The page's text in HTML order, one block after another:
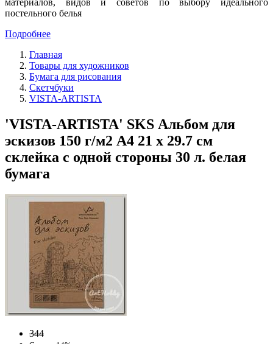
постельного белья
Подробнее
Главная
Товары для художников
Бумага для рисования
Скетчбуки
VISTA-ARTISTA
'VISTA-ARTISTA' SKS Альбом для
эскизов 150 г/м2 A4 21 х 29.7 см
склейка с одной стороны 30 л. белая
бумага
344